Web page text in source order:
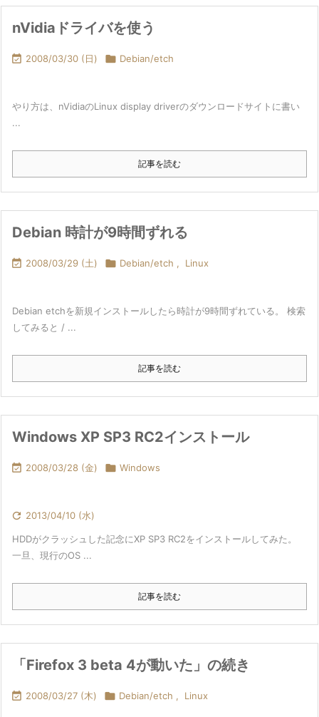
nVidiaドライバを使う
 2008/03/30 (日)  Debian/etch
やり方は、nVidiaのLinux display driverのダウンロードサイトに書い
...
記事を読む
Debian 時計が9時間ずれる
 2008/03/29 (土)  Debian/etch , Linux
Debian etchを新規インストールしたら時計が9時間ずれている。 検索
してみると / ...
記事を読む
Windows XP SP3 RC2インストール
 2008/03/28 (金)  Windows
 2013/04/10 (水)
HDDがクラッシュした記念にXP SP3 RC2をインストールしてみた。
一旦、現行のOS ...
記事を読む
「Firefox 3 beta 4が動いた」の続き
 2008/03/27 (木)  Debian/etch , Linux